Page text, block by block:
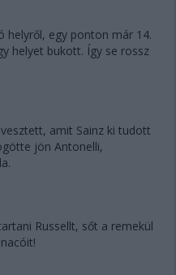
helyről, egy ponton már 14.
helyet bukott. Így se rossz
amit Sainz ki tudott
jön Antonelli,
Russellt, sőt a remekül